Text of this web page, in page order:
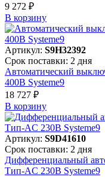
9 272 ₽
В корзинy
Артикул: S9H32392
Срок поставки: 2 дня
Автоматический
400В Systeme9
18 727 ₽
В корзинy
Артикул: S9D41610
Срок поставки: 2 дня
Дифференциальный
Тип-AC 230В Systeme9